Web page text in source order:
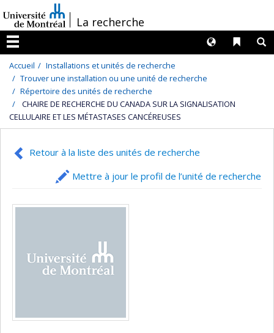
au
contenu
/La recherche
Menu
Liens
Langues
Accueil
Installations et unités de recherche
Trouver une installation ou une unité de recherche
Répertoire des unités de recherche
CHAIRE DE RECHERCHE DU CANADA SUR LA SIGNALISATION
CELLULAIRE ET LES MÉTASTASES CANCÉREUSES
Retour à la liste des unités de recherche
Mettre à jour le profil de l’unité de recherche